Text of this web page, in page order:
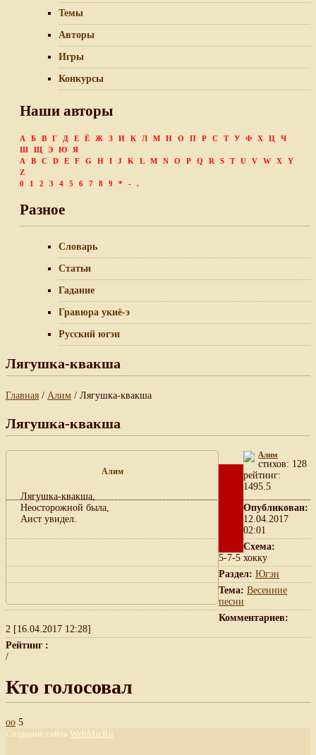
Темы
Авторы
Игры
Конкурсы
Наши авторы
А Б В Г Д Е Ё Ж З И К Л М Н О П Р С Т У Ф Х Ц
Ч
Ш
Щ Э Ю
Я
A
B C D E F G H I J K L M N O P Q R S T U V W X
Y
Z
0
1 2 3 4 5 6 7 8 9 * - .
Разное
Словарь
Статьи
Гадание
Гравюра укиё-э
Русский югэн
Лягушка-квакша
Главная / Алим / Лягушка-квакша
Лягушка-квакша
Алим
Лягушка-квакша,
Неосторожной была,
Аист увидел.
Алим
cтихов: 128
рейтинг:
1495.5
Опубликован:
12.04.2017
02:01
Схема:
5-7-5 хокку
Раздел: Югэн
Тема: Весенние
песни
Комментариев:
2 [16.04.2017 12:28]
Рейтинг :
/
Кто голосовал
oo 5
Создание сайта WebMir.Ru